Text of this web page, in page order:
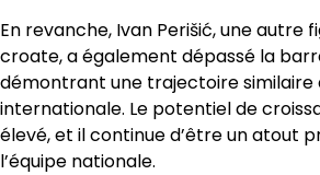
En revanche, Ivan Perišić, une autre
croate, a également dépassé la
démontrant une trajectoire similaire
internationale. Le potentiel de
élevé, et il continue d’être un atout
l’équipe nationale.